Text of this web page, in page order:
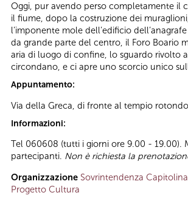
Oggi, pur avendo perso completamente il
il fiume, dopo la costruzione dei
l’imponente mole dell’edificio
da grande parte del centro, il Foro Boario
aria di luogo di confine, lo sguardo rivolto
circondano, e ci apre uno scorcio unico
Appuntamento:
Via della Greca, di fronte al tempio rotondo
Informazioni:
Tel 060608 (tutti i giorni ore 9.00 - 19.00).
partecipanti. Non è richiesta la
Organizzazione Sovrintendenza Capitolina
Progetto Cultura